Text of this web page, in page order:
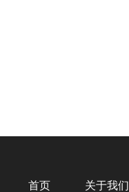
首页 关于我们